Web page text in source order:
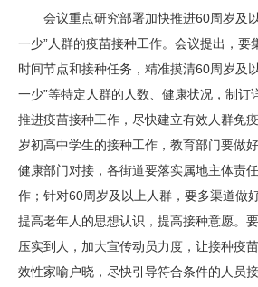
会议重点研究部署加快推进60周岁及
一少”人群的疫苗接种工作。会议提出，要
时间节点和接种任务，精准摸清60周岁及
一少”等特定人群的人数、健康状况，制订
推进疫苗接种工作，尽快建立有效人群免
岁初高中学生的接种工作，教育部门要做
健康部门对接，各街道要落实属地主体责
作；针对60周岁及以上人群，要多渠道做
提高老年人的思想认识，提高接种意愿。
压实到人，加大宣传动员力度，让接种疫
效性家喻户晓，尽快引导符合条件的人员